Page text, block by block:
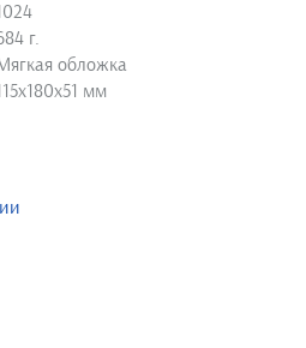
г.
обложка
мм